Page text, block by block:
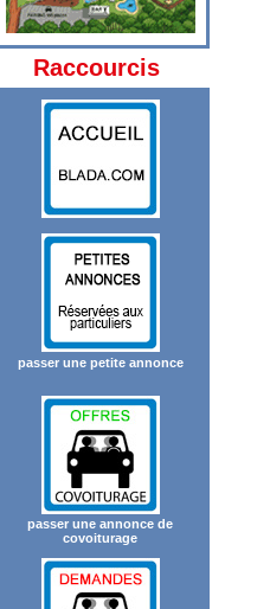
Raccourcis
passer une petite annonce
passer une annonce de
covoiturage